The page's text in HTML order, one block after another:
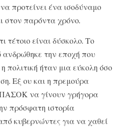
προτείνει ένα ισοδύναμο
στον παρόντα χρόνο.
τέτοιο είναι δύσκολο. Το
ανδρώθηκε την εποχή που
πολιτική ήταν μια εύκολη όσο
Εξ ου και η πρεμούρα
να γίνουν γρήγορα
πρόσφατη ιστορία
κυβερνώντες για να χαθεί